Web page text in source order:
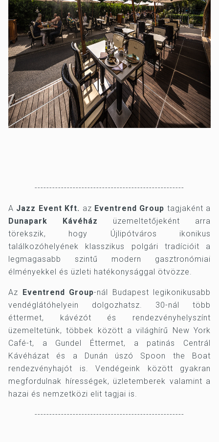
---------------------------------------------------
A Jazz Event Kft. az Eventrend Group tagjaként a
Dunapark Kávéház
üzemeltetőjeként arra
törekszik, hogy Újlipótváros ikonikus
találkozóhelyének klasszikus polgári tradícióit a
legmagasabb szintű modern gasztronómiai
élményekkel és üzleti hatékonysággal ötvözze.
Az Eventrend Group-nál Budapest legikonikusabb
vendéglátóhelyein dolgozhatsz. 30-nál több
éttermet, kávézót és rendezvényhelyszínt
üzemeltetünk, többek között a világhírű New York
Café-t, a Gundel Éttermet, a patinás Centrál
Kávéházat és a Dunán úszó Spoon the Boat
rendezvényhajót is. Vendégeink között gyakran
megfordulnak hírességek, üzletemberek valamint a
hazai és nemzetközi elit tagjai is.
---------------------------------------------------